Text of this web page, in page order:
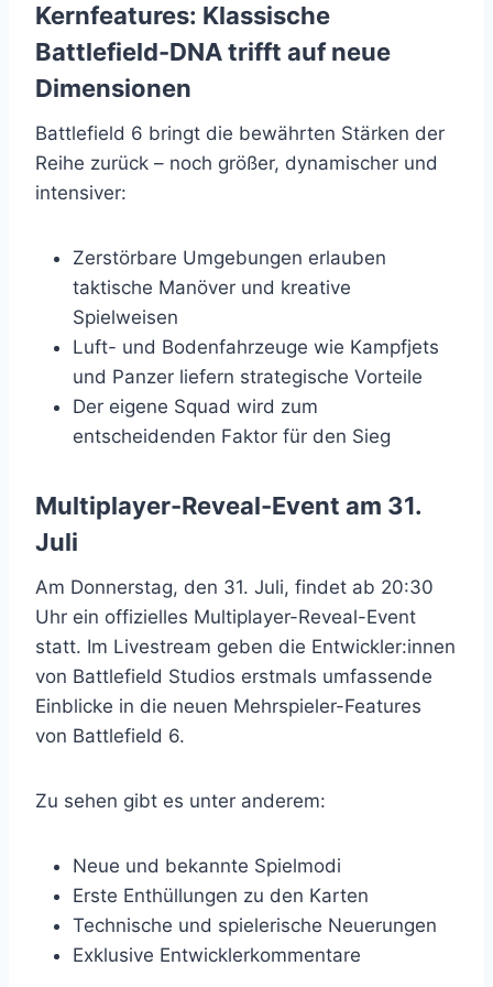
Kernfeatures: Klassische
Battlefield-DNA trifft auf neue
Dimensionen
Battlefield 6 bringt die bewährten Stärken der
Reihe zurück – noch größer, dynamischer und
intensiver:
Zerstörbare Umgebungen erlauben
taktische Manöver und kreative
Spielweisen
Luft- und Bodenfahrzeuge wie Kampfjets
und Panzer liefern strategische Vorteile
Der eigene Squad wird zum
entscheidenden Faktor für den Sieg
Multiplayer-Reveal-Event am 31.
Juli
Am Donnerstag, den 31. Juli, findet ab 20:30
Uhr ein offizielles Multiplayer-Reveal-Event
statt. Im Livestream geben die Entwickler:innen
von Battlefield Studios erstmals umfassende
Einblicke in die neuen Mehrspieler-Features
von Battlefield 6.
Zu sehen gibt es unter anderem:
Neue und bekannte Spielmodi
Erste Enthüllungen zu den Karten
Technische und spielerische Neuerungen
Exklusive Entwicklerkommentare